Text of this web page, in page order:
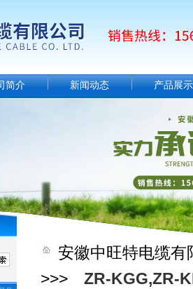
简介 新闻动态 产品展示
安徽中旺特电缆
>>> ZR-KGG,ZR-